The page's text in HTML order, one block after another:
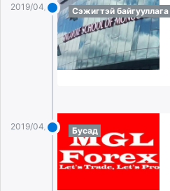
2019/04/06 Сэжигтэй байгууллага
2019/04/06 Бусад